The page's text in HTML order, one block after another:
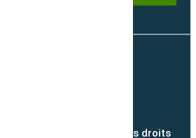
biologique.fr – Tous droits